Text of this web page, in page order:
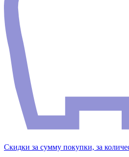
Скидки за сумму покупки, за